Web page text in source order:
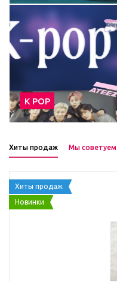
К POP
Хиты продаж Мы советуем
Хиты продаж
Новинки